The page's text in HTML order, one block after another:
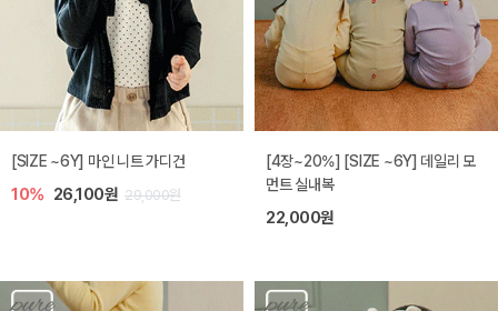
[SIZE ~6Y] 마인 니트 가디건
10% 26,100원 29,000원
[4장~20%] [SIZE ~6Y] 데일리 모
먼트 실내복
22,000원